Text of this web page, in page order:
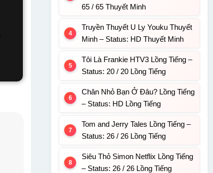
65 / 65 Thuyết Minh
Truyền Thuyết U Ly Youku Thuyết
Minh – Status: HD Thuyết Minh
Tôi Là Frankie HTV3 Lồng Tiếng –
Status: 20 / 20 Lồng Tiếng
Chân Nhỏ Bạn Ở Đâu? Lồng Tiếng
– Status: HD Lồng Tiếng
Tom and Jerry Tales Lồng Tiếng –
Status: 26 / 26 Lồng Tiếng
Siêu Thỏ Simon Netflix Lồng Tiếng
– Status: 26 / 26 Lồng Tiếng